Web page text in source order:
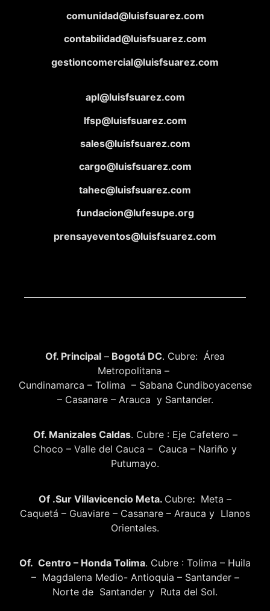
comunidad@luisfsuarez.com
contabilidad@luisfsuarez.com
gestioncomercial@luisfsuarez.com
apl@luisfsuarez.com
lfsp@luisfsuarez.com
sales@luisfsuarez.com
cargo@luisfsuarez.com
tahec@luisfsuarez.com
fundacion@lufesupe.org
prensayeventos@luisfsuarez.com
Of. Principal – Bogotá DC. Cubre: Área
Metropolitana –
Cundinamarca – Tolima – Sabana Cundiboyacense
– Casanare – Arauca y Santander.
Of. Manizales Caldas. Cubre : Eje Cafetero –
Choco – Valle del Cauca – Cauca – Nariño y
Putumayo.
Of .Sur Villavicencio Meta. Cubre: Meta –
Caquetá – Guaviare – Casanare – Arauca y Llanos
Orientales.
Of. Centro – Honda Tolima. Cubre : Tolima – Huila
– Magdalena Medio- Antioquia – Santander –
Norte de Santander y Ruta del Sol.